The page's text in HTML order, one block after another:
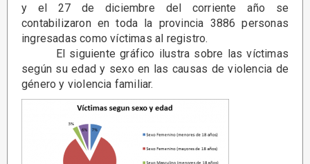
y el 27 de diciembre del corriente año se
contabilizaron en toda la provincia 3886 personas
ingresadas como víctimas al registro.
El siguiente gráfico ilustra sobre las víctimas
según su edad y sexo en las causas de violencia de
género y violencia familiar.